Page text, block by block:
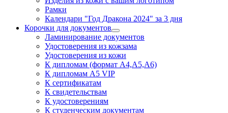
Рамки
Календари "Год Дракона 2024" за 3 дня
Корочки для документов
Ламинирование документов
Удостоверения из кожзама
Удостоверения из кожи
К дипломам (формат А4,А5,А6)
К дипломам А5 VIP
К сертификатам
К свидетельствам
К удостоверениям
К студенческим документам